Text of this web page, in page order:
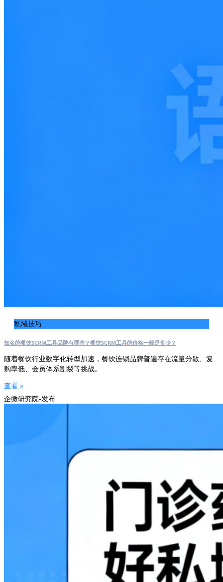
私域技巧
知名的餐饮SCRM工具品牌有哪些？餐饮SCRM工具的价格一般是多少？
随着餐饮行业数字化转型加速，餐饮连锁品牌普遍存在流量分散、复
购率低、会员体系割裂等挑战。
查看 »
企微研究院-发布